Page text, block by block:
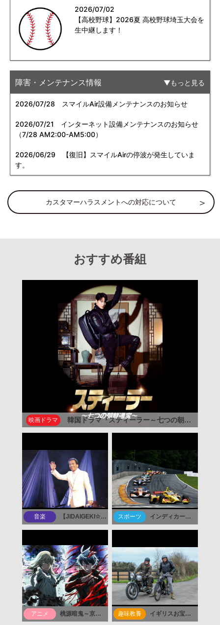
2026/07/02
【高校野球】2026夏 高校野球埼玉大会を
生中継します！
障害・メンテナンス情報 もっと見る
2026/07/28 スマイルAir設備メンテナンスのお知らせ
2026/07/21
インターネット設備メンテナンスのお知らせ
（7/28 AM2:00-AM5:00）
2026/06/29 【復旧】スマイルAirの停波が発生していま
す。
カスタマーハラスメントへの対応について
おすすめ番組